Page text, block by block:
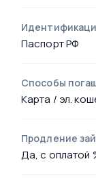
Паспорт РФ
Способы
Карта / эл.
Продление
Да, с оплатой